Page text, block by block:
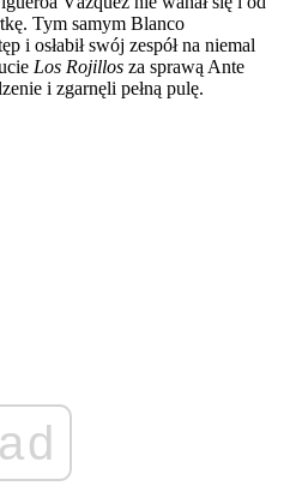
Tym samym Blanco
i osłabił swój zespół na niemal
Los Rojillos za sprawą Ante
i zgarnęli pełną pulę.
ad